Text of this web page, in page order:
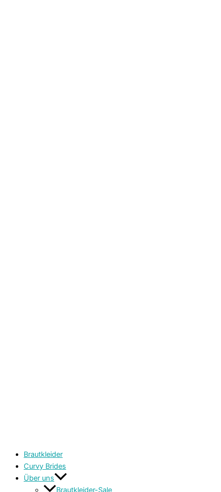
Brautkleider
Curvy Brides
Über uns
Brautkleider-Sale